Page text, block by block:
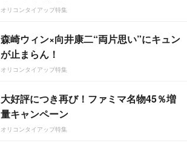
オリコンタイアップ特集
森崎ウィン×向井康二“両片思い”にキュン
が止まらん！
オリコンタイアップ特集
大好評につき再び！ファミマ名物45％増
量キャンペーン
オリコンタイアップ特集